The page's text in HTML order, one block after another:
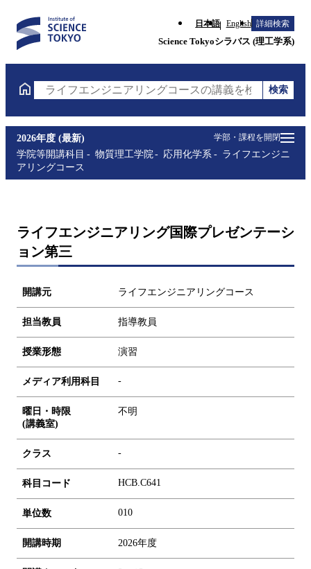
日本語 English 詳細検索
Science Tokyoシラバス (理工学系)
ライフエンジニアリングコースの講義を検索（講義
検索
学部・課程を開閉
2026年度 (最新)
学院等開講科目
物質理工学院 応用化学系
ライフエンジニ
アリングコース
ライフエンジニアリング国際プレゼンテーシ
ョン第三
開講元 ライフエンジニアリングコース
担当教員 指導教員
授業形態 演習
メディア利用科目 -
曜日・時限
(講義室)
不明
クラス -
科目コード HCB.C641
単位数 010
開講時期 2026年度